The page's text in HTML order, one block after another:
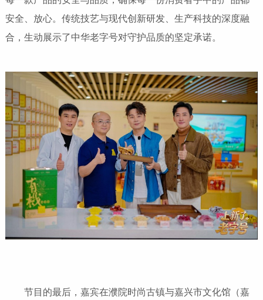
安全、放心。传统技艺与现代创新研发、生产科技的深度融
合，生动展示了中华老字号对守护品质的坚定承诺。
节目的最后，嘉宾在濮院时尚古镇与嘉兴市文化馆（嘉